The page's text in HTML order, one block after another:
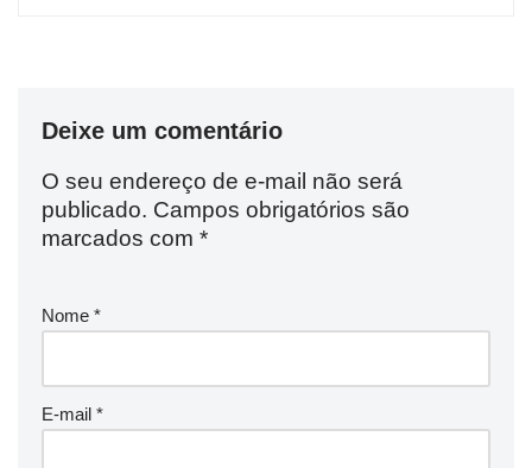
Deixe um comentário
O seu endereço de e-mail não será
publicado. Campos obrigatórios são
marcados com *
Nome *
E-mail *